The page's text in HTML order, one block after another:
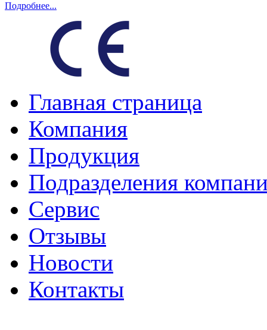
Подробнее...
Главная страница
Компания
Продукция
Подразделения
Сервис
Отзывы
Новости
Контакты